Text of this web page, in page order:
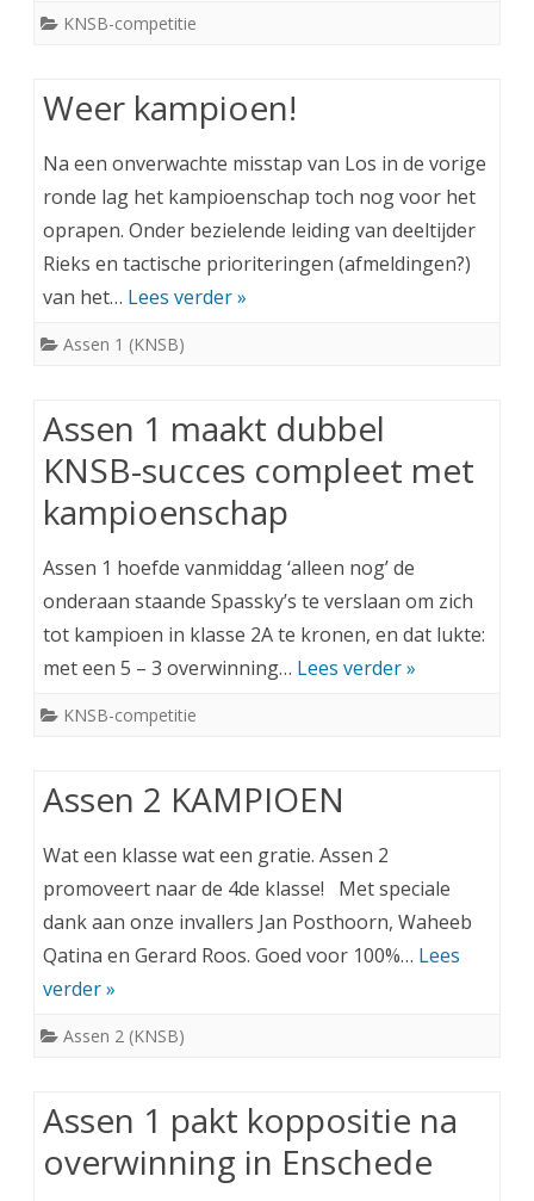
KNSB-competitie
Weer kampioen!
Na een onverwachte misstap van Los in de vorige
ronde lag het kampioenschap toch nog voor het
oprapen. Onder bezielende leiding van deeltijder
Rieks en tactische prioriteringen (afmeldingen?)
van het… Lees verder »
Assen 1 (KNSB)
Assen 1 maakt dubbel
KNSB-succes compleet met
kampioenschap
Assen 1 hoefde vanmiddag ‘alleen nog’ de
onderaan staande Spassky’s te verslaan om zich
tot kampioen in klasse 2A te kronen, en dat lukte:
met een 5 – 3 overwinning… Lees verder »
KNSB-competitie
Assen 2 KAMPIOEN
Wat een klasse wat een gratie. Assen 2
promoveert naar de 4de klasse! Met speciale
dank aan onze invallers Jan Posthoorn, Waheeb
Qatina en Gerard Roos. Goed voor 100%… Lees
verder »
Assen 2 (KNSB)
Assen 1 pakt koppositie na
overwinning in Enschede